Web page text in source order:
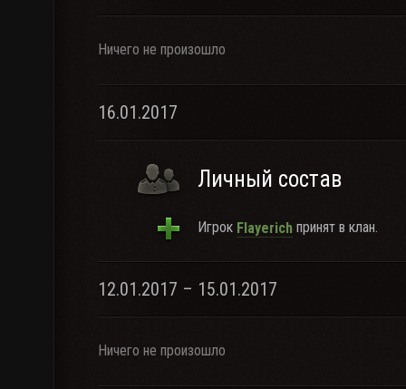
Ничего не произошло
16.01.2017
Личный состав
Игрок Flayerich принят в клан.
12.01.2017 – 15.01.2017
Ничего не произошло